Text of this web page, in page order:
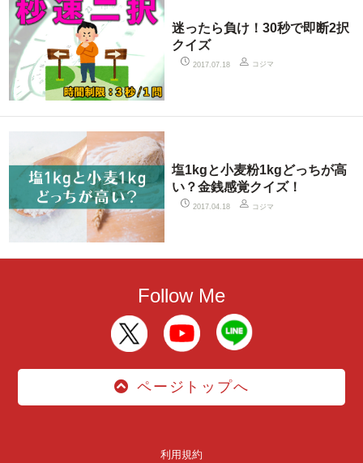
迷ったら負け！30秒で即断2択
クイズ
2017.07.18 コジマ
塩1kgと小麦粉1kgどっちが高
い？金銭感覚クイズ！
2017.04.18 コジマ
Follow Me
ページトップへ
利用規約